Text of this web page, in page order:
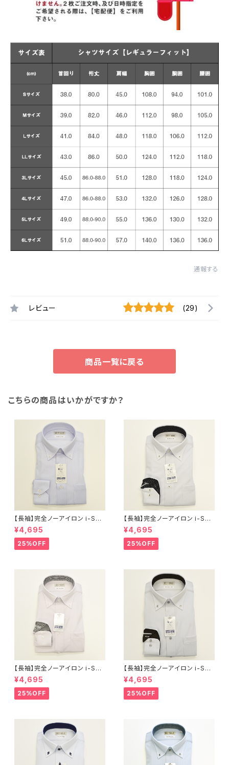
通報する
レビュー (29)
商品一覧に戻る
こちらの商品はいかがですか？
【長袖】完全ノーアイロン i-Shir
t｜ワイシャツ 形態安定 レギュ
ラーシルエット ボタンダウン ス
トライプ メンズ ビジネス khe2
¥4,695
25%OFF
【長袖】完全ノーアイロン i-Shir
t｜ワイシャツ 形態安定 レギュ
ラーシルエット ボタンダウン ド
ビー メンズ ビジネス khe2590
1-2bd L.グレー
¥4,695
25%OFF
【長袖】完全ノーアイロン i-Shir
t｜ワイシャツ 形態安定 レギュ
ラーシルエット ボタンダウン ド
ビー メンズ ビジネス dhw397
a-bd-91 ラベンダー
¥4,695
25%OFF
【長袖】完全ノーアイロン i-Shir
t｜ワイシャツ 形態安定 レギュ
ラーシルエット ボタンダウン ド
ビー メンズ ビジネス dhw397
a-bd-12 L.グレー
¥4,695
25%OFF